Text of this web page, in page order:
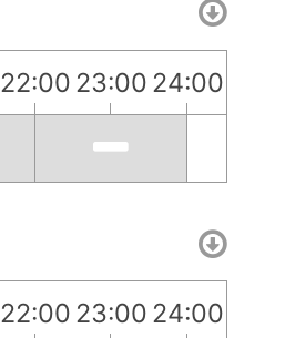
22:00 23:00 24:00
22:00 23:00 24:00